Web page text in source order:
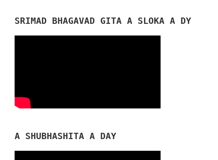
SRIMAD BHAGAVAD GITA A SLOKA A DY
A SHUBHASHITA A DAY